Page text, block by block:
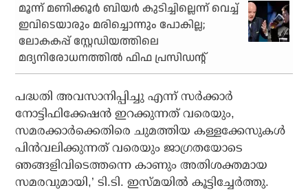
മൂന്ന് മണിക്കൂര്‍ ബിയര്‍ കുടിച്ചില്ലെന്ന് വെച്ച്
ഇവിടെയാരും മരിച്ചൊന്നും പോകില്ല;
ലോകകപ്പ് സ്റ്റേഡിയത്തിലെ
മദ്യനിരോധനത്തില്‍ ഫിഫ പ്രസിഡന്റ്
പദ്ധതി അവസാനിപ്പിച്ചു എന്ന് സര്‍ക്കാര്‍
നോട്ടിഫിക്കേഷന്‍ ഇറക്കുന്നത് വരെയും,
സമരക്കാര്‍ക്കെതിരെ ചുമത്തിയ കള്ളക്കേസുകള്‍
പിന്‍വലിക്കുന്നത് വരെയും ജാഗ്രതയോടെ
ഞങ്ങളിവിടെത്തന്നെ കാണും അതിശക്തമായ
സമരവുമായി,’ ടി.ടി. ഇസ്മയില്‍ കൂട്ടിച്ചേര്‍ത്തു.